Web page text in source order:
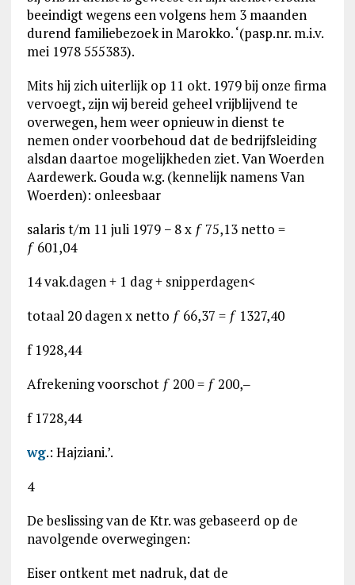
beeindigt wegens een volgens hem 3 maanden
durend familiebezoek in Marokko. ‘(pasp.nr. m.i.v.
mei 1978 555383).
Mits hij zich uiterlijk op 11 okt. 1979 bij onze firma
vervoegt, zijn wij bereid geheel vrijblijvend te
overwegen, hem weer opnieuw in dienst te
nemen onder voorbehoud dat de bedrijfsleiding
alsdan daartoe mogelijkheden ziet. Van Woerden
Aardewerk. Gouda w.g. (kennelijk namens Van
Woerden): onleesbaar
salaris t/m 11 juli 1979 − 8 x ƒ 75,13 netto =
ƒ 601,04
14 vak.dagen + 1 dag + snipperdagen<
totaal 20 dagen x netto ƒ 66,37 = ƒ 1327,40
f 1928,44
Afrekening voorschot ƒ 200 = ƒ 200,‒
f 1728,44
wg.: Hajziani.’.
4
De beslissing van de Ktr. was gebaseerd op de
navolgende overwegingen:
Eiser ontkent met nadruk, dat de